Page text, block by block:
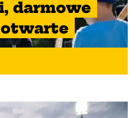
darmowe